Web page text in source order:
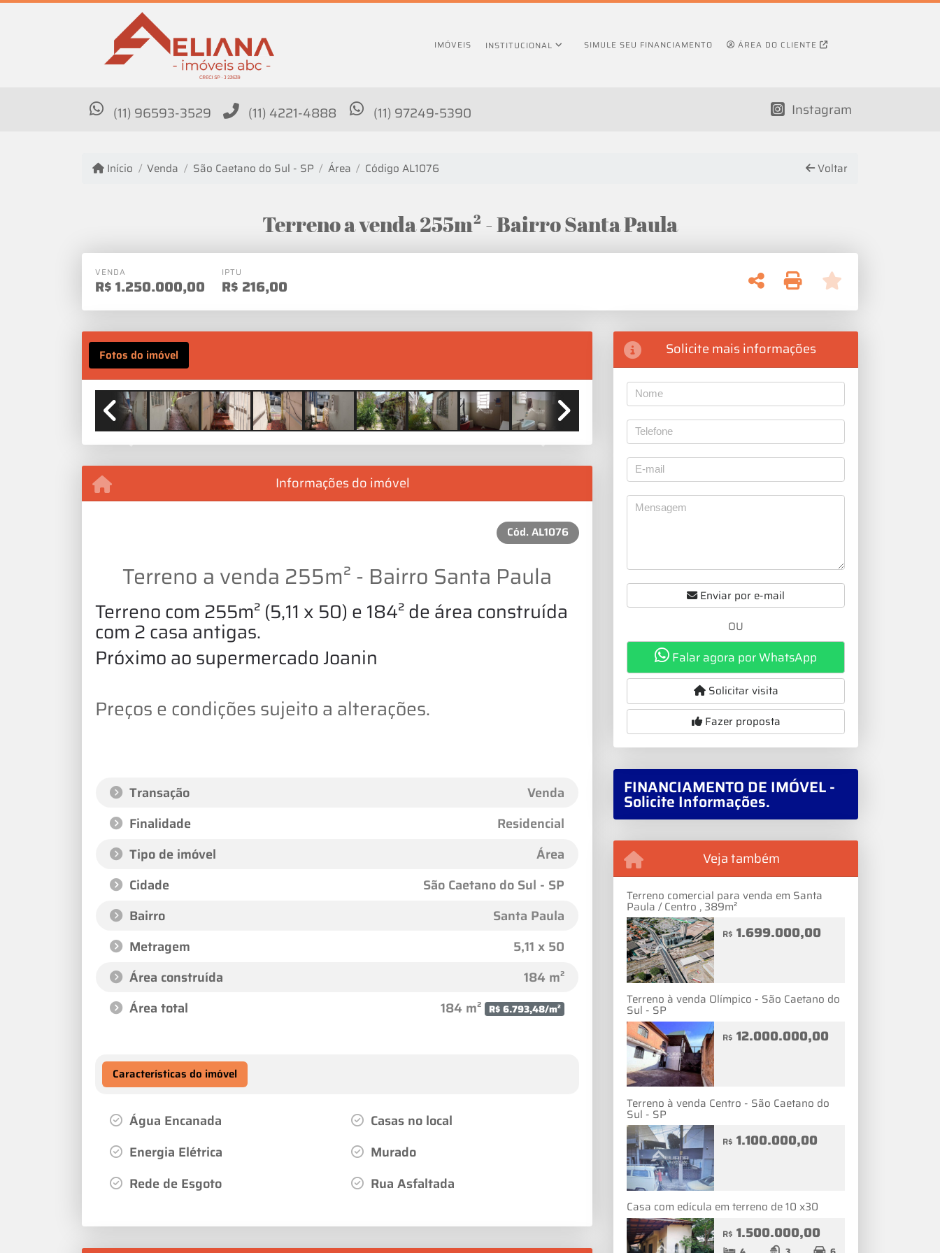
IMÓVEIS INSTITUCIONAL SIMULE SEU FINANCIAMENTO ÁREA DO CLIENTE
(11) 96593-3529 (11) 4221-4888 (11) 97249-5390 Instagram
Início Venda São Caetano do Sul - SP Área Código AL1076 Voltar
Terreno a venda 255m² - Bairro Santa Paula
VENDA
R$1.250.000,00
IPTU
R$ 216,00
Fotos do imóvel
Previous Next
Informações do imóvel
Cód. AL1076
Terreno a venda 255m² - Bairro Santa Paula
Terreno com 255m² (5,11 x 50) e 184² de área construída
com 2 casa antigas.
Próximo ao supermercado Joanin
Preços e condições sujeito a alterações.
Transação
Venda
Finalidade
Residencial
Tipo de imóvel
Área
Cidade
São Caetano do Sul - SP
Bairro
Santa Paula
Metragem
5,11 x 50
Área construída
184 m²
Área total
184 m² R$ 6.793,48/m²
Características do imóvel
Água Encanada
Casas no local
Energia Elétrica
Murado
Rede de Esgoto
Rua Asfaltada
Solicite mais informações
Enviar por e-mail
OU
Falar agora por WhatsApp
Solicitar visita
Fazer proposta
FINANCIAMENTO DE IMÓVEL -
Solicite Informações.
Veja também
Terreno comercial para venda em Santa
Paula / Centro , 389m²
R$ 1.699.000,00
Terreno à venda Olímpico - São Caetano do
Sul - SP
R$ 12.000.000,00
Terreno à venda Centro - São Caetano do
Sul - SP
R$ 1.100.000,00
Casa com edícula em terreno de 10 x30
R$ 1.500.000,00